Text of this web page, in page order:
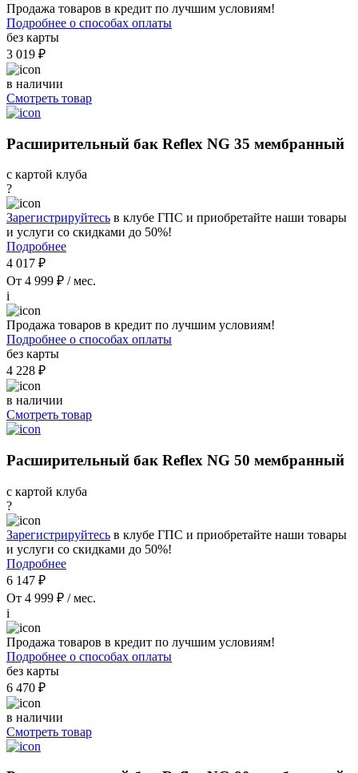
Продажа товаров в кредит по лучшим условиям!
Подробнее о способах оплаты
без карты
3 019 ₽
в наличии
Смотреть товар
Расширительный бак Reflex NG 35 мембранный
с картой клуба
?
Зарегистрируйтесь в клубе ГПС и приобретайте наши товары
и услуги со скидками до 50%!
Подробнее
4 017 ₽
От 4 999 ₽ / мес.
i
Продажа товаров в кредит по лучшим условиям!
Подробнее о способах оплаты
без карты
4 228 ₽
в наличии
Смотреть товар
Расширительный бак Reflex NG 50 мембранный
с картой клуба
?
Зарегистрируйтесь в клубе ГПС и приобретайте наши товары
и услуги со скидками до 50%!
Подробнее
6 147 ₽
От 4 999 ₽ / мес.
i
Продажа товаров в кредит по лучшим условиям!
Подробнее о способах оплаты
без карты
6 470 ₽
в наличии
Смотреть товар